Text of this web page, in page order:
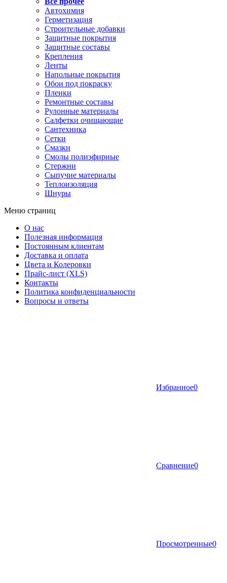
Автохимия
Герметизация
Строительные добавки
Защитные покрытия
Защитные составы
Крепления
Ленты
Напольные покрытия
Обои под покраску
Пленки
Ремонтные составы
Рулонные материалы
Салфетки очищающие
Сантехника
Сетки
Смазки
Смолы полиэфирные
Стержни
Сыпучие материалы
Теплоизоляция
Шнуры
Меню страниц
О нас
Полезная информация
Постоянным клиентам
Доставка и оплата
Цвета и Колеровки
Прайс-лист (XLS)
Контакты
Политика конфиденциальности
Вопросы и ответы
Избранное0
Сравнение0
Просмотренные0